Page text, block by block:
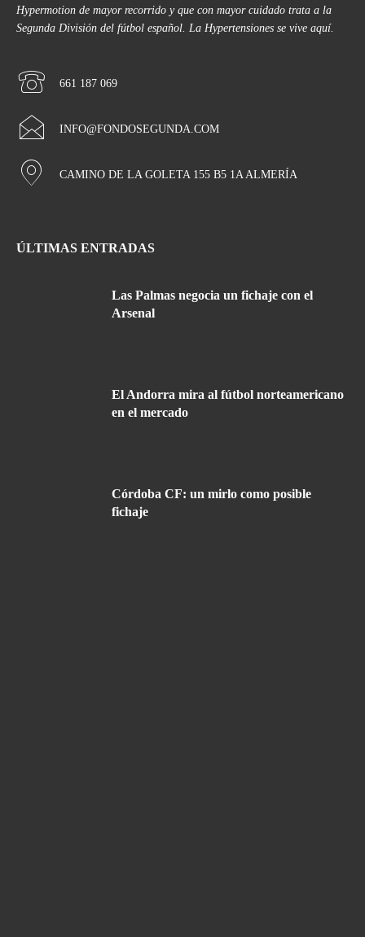
Hypermotion de mayor recorrido y que con mayor cuidado trata a la
Segunda División del fútbol español. La Hypertensiones se vive aquí.
661 187 069
INFO@FONDOSEGUNDA.COM
CAMINO DE LA GOLETA 155 B5 1A ALMERÍA
ÚLTIMAS ENTRADAS
Las Palmas negocia un fichaje con el
Arsenal
El Andorra mira al fútbol norteamericano
en el mercado
Córdoba CF: un mirlo como posible
fichaje